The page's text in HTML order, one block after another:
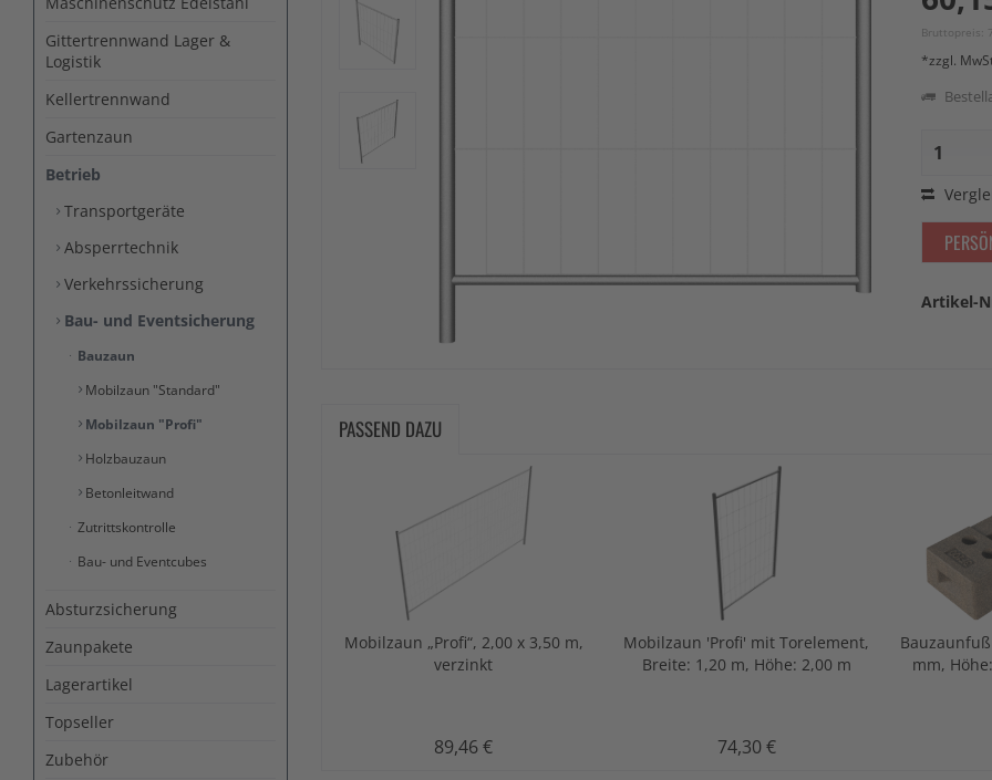
Gittertrennwand Lager &
Logistik
Kellertrennwand
Gartenzaun
Betrieb
Transportgeräte
Absperrtechnik
Verkehrssicherung
Bau- und Eventsicherung
Bauzaun
Mobilzaun "Standard"
Mobilzaun "Profi"
Holzbauzaun
Betonleitwand
Zutrittskontrolle
Bau- und Eventcubes
Absturzsicherung
Zaunpakete
Lagerartikel
Topseller
Zubehör
Bruttopreis:
*zzgl.
Artikel-
PASSEND DAZU
Mobilzaun „Profi“, 2,00 x 3,50 m,
verzinkt
89,46 €
Mobilzaun 'Profi' mit Torelement,
Breite: 1,20 m, Höhe: 2,00 m
74,30 €
mm,